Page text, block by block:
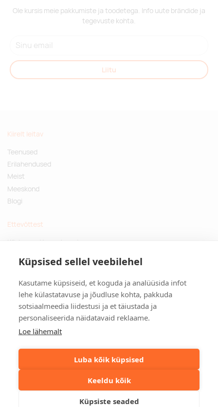
Küpsised sellel veebilehel
Kasutame küpsiseid, et koguda ja analüüsida infot
lehe külastatavuse ja jõudluse kohta, pakkuda
sotsiaalmeedia liidestusi ja et täiustada ja
personaliseerida näidatavaid reklaame.
Loe lähemalt
Luba kõik küpsised
Keeldu kõik
Küpsiste seaded
Ole kursis meie pakkumiste ja toodetega. Info uute brändide ja
tegevuste kohta.
Liitu
Kiirelt leitav
Teenused
Erilahendused
Meist
Meeskond
Blogi
Ettevõttest
Küsimused ja vastused
Privaatsuspoliitika
Kontakt
Tulika põik 3, Tallinn
info@kinkston.ee
+372 6989 100
Sotsiaalmeedia
©2026. Kinkston. Kõik õigused kaitstud.